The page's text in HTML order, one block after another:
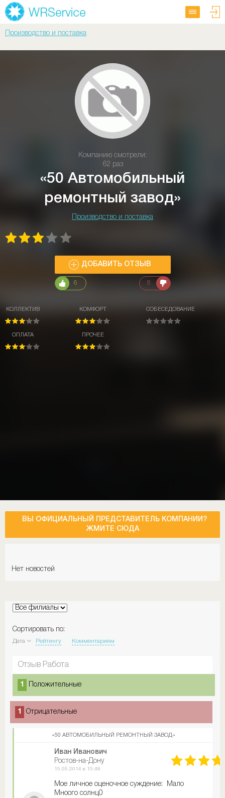
Производство и поставка
Компанию смотрели:
62 раз
«50 Автомобильный
ремонтный завод»
Производство и поставка
ДОБАВИТЬ ОТЗЫВ
6 8
КОЛЛЕКТИВ
ОПЛАТА
КОМФОРТ
ПРОЧЕЕ
СОБЕСЕДОВАНИЕ
ВЫ ОФИЦИАЛЬНЫЙ ПРЕДСТАВИТЕЛЬ КОМПАНИИ?
ЖМИТЕ СЮДА
Нет новостей
Сортировать по:
Дата Рейтингу Комментариям
Отзыв Работа
1 Положительные
1 Отрицательные
«50 АВТОМОБИЛЬНЫЙ РЕМОНТНЫЙ ЗАВОД»
Иван Иванович
Ростов-на-Дону
15.05.2014 в 15:48
Мое личное оценочное суждение: Мало
Мноого солнц0